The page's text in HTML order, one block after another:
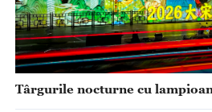
Târgurile nocturne cu